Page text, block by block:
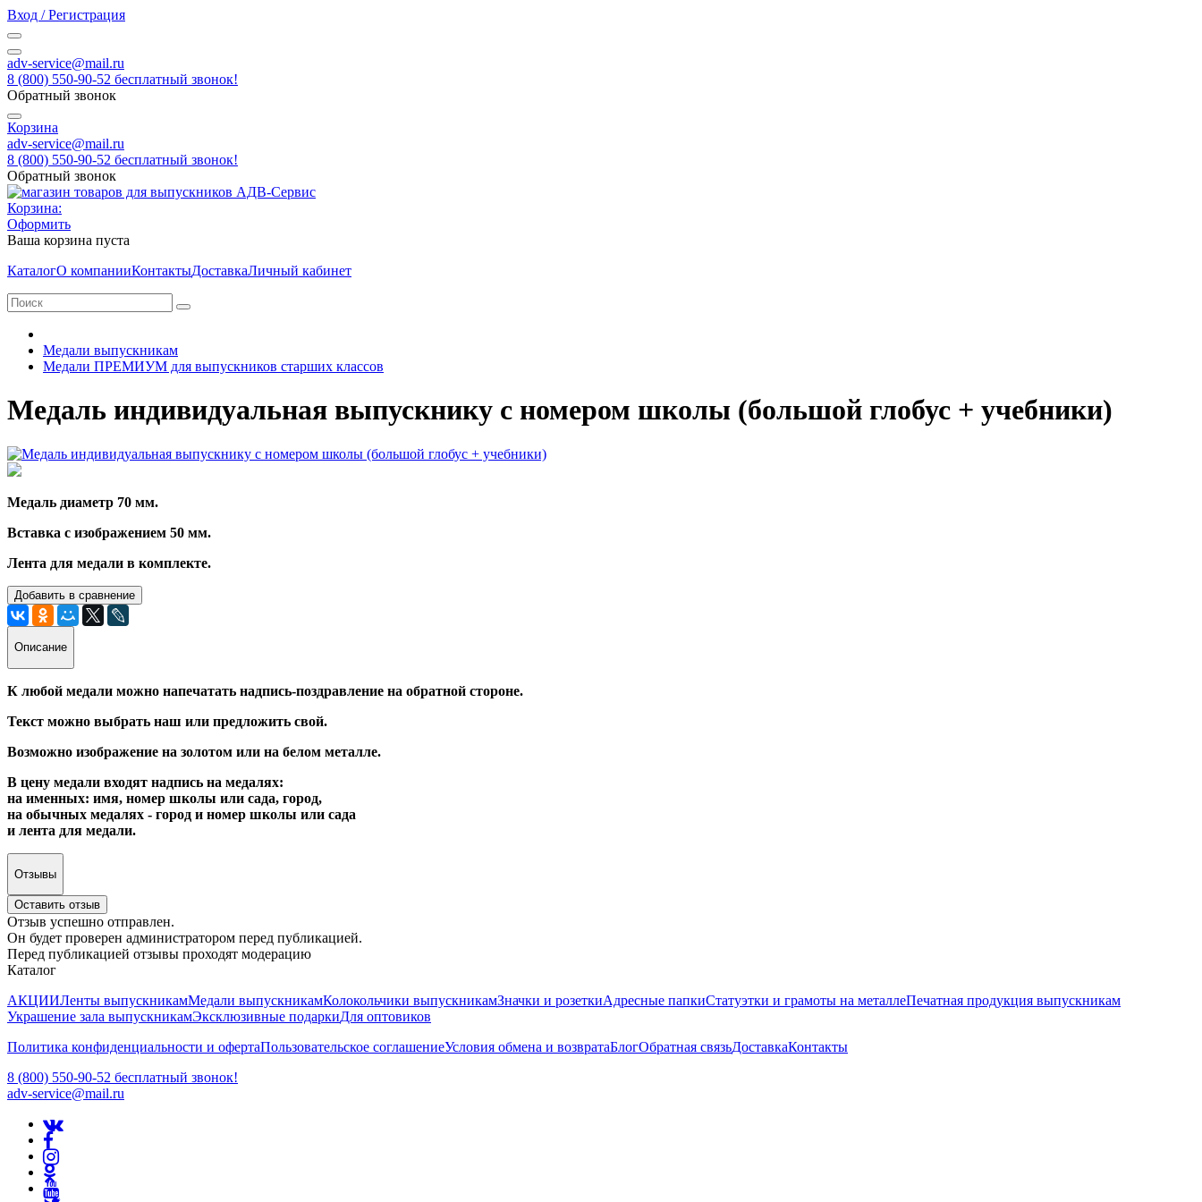
Вход / Регистрация
adv-service@mail.ru
8 (800) 550-90-52 бесплатный звонок!
Обратный звонок
Корзина
adv-service@mail.ru
8 (800) 550-90-52 бесплатный звонок!
Обратный звонок
Корзина:
Оформить
Ваша корзина пуста
КаталогО компанииКонтактыДоставкаЛичный кабинет
Медали выпускникам
Медали ПРЕМИУМ для выпускников старших классов
Медаль индивидуальная выпускнику с номером школы (большой глобус + учебники)
Медаль диаметр 70 мм.
Вставка с изображением 50 мм.
Лента для медали в комплекте.
Добавить в сравнение
Описание
К любой медали можно напечатать надпись-поздравление на обратной стороне.
Текст можно выбрать наш или предложить свой.
Возможно изображение на золотом или на белом металле.
В цену медали входят надпись на медалях:
на именных: имя, номер школы или сада, город,
на обычных медалях - город и номер школы или сада
и лента для медали.
Отзывы
Оставить отзыв
Отзыв успешно отправлен.
Он будет проверен администратором перед публикацией.
Перед публикацией отзывы проходят модерацию
Каталог
АКЦИИЛенты выпускникамМедали выпускникамКолокольчики выпускникамЗначки и розеткиАдресные папкиСтатуэтки и грамоты на металлеПечатная продукция выпускникам
Украшение зала выпускникамЭксклюзивные подаркиДля оптовиков
Политика конфиденциальности и офертаПользовательское соглашениеУсловия обмена и возвратаБлогОбратная связьДоставкаКонтакты
8 (800) 550-90-52 бесплатный звонок!
adv-service@mail.ru